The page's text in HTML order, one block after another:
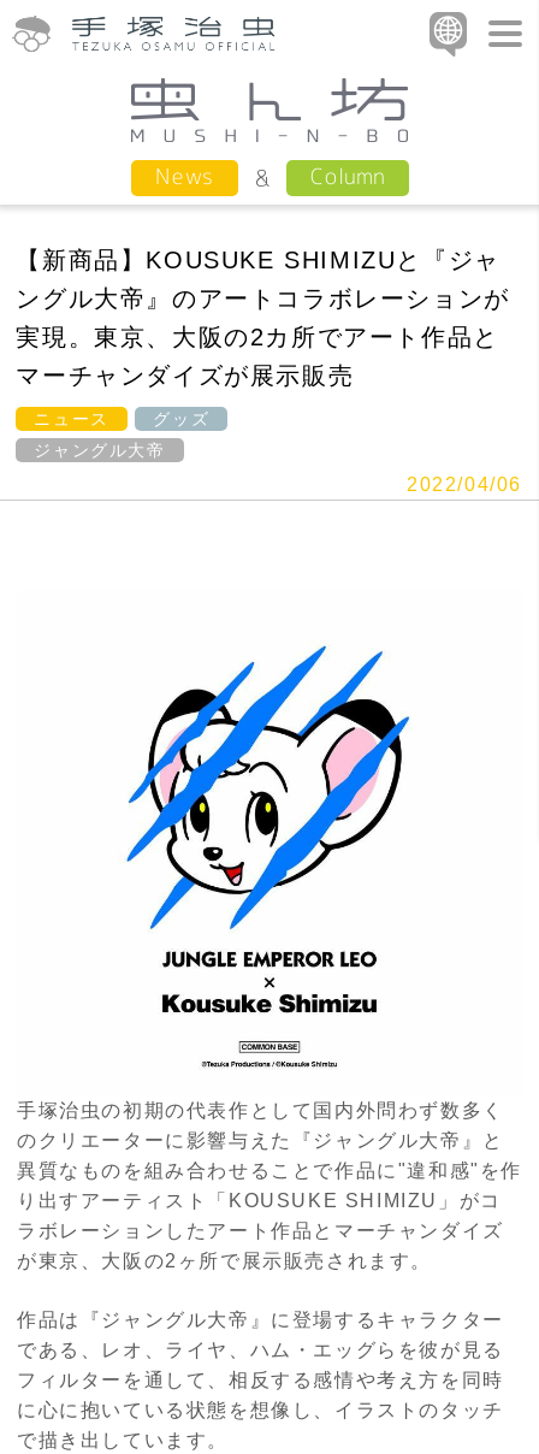
News Column
【新商品】KOUSUKE SHIMIZUと『ジャ
ングル大帝』のアートコラボレーションが
実現。東京、大阪の2カ所でアート作品と
マーチャンダイズが展示販売
ニュース
グッズ
ジャングル大帝
2022/04/06
手塚治虫の初期の代表作として国内外問わず数多く
のクリエーターに影響与えた『ジャングル大帝』と
異質なものを組み合わせることで作品に"違和感"を作
り出すアーティスト「KOUSUKE SHIMIZU」がコ
ラボレーションしたアート作品とマーチャンダイズ
が東京、大阪の2ヶ所で展示販売されます。
作品は『ジャングル大帝』に登場するキャラクター
である、レオ、ライヤ、ハム・エッグらを彼が見る
フィルターを通して、相反する感情や考え方を同時
に心に抱いている状態を想像し、イラストのタッチ
で描き出しています。